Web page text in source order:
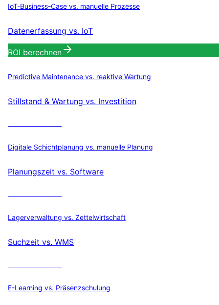
IoT-Business-Case vs. manuelle Prozesse
Datenerfassung vs. IoT
ROI berechnen
Predictive Maintenance vs. reaktive Wartung
Stillstand & Wartung vs. Investition
Digitale Schichtplanung vs. manuelle Planung
Planungszeit vs. Software
Lagerverwaltung vs. Zettelwirtschaft
Suchzeit vs. WMS
E-Learning vs. Präsenzschulung